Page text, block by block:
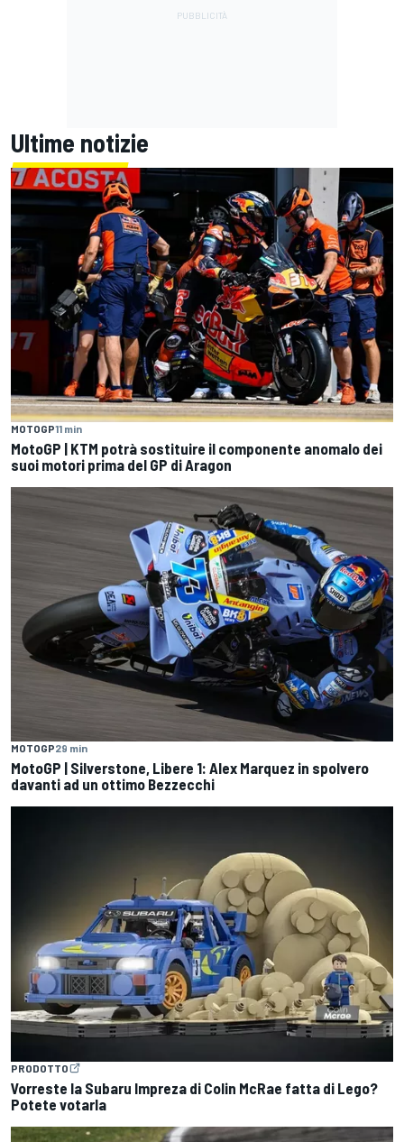
Ultime notizie
MOTOGP11 min
MotoGP | KTM potrà sostituire il componente anomalo dei
suoi motori prima del GP di Aragon
MOTOGP29 min
MotoGP | Silverstone, Libere 1: Alex Marquez in spolvero
davanti ad un ottimo Bezzecchi
PRODOTTO
Vorreste la Subaru Impreza di Colin McRae fatta di Lego?
Potete votarla